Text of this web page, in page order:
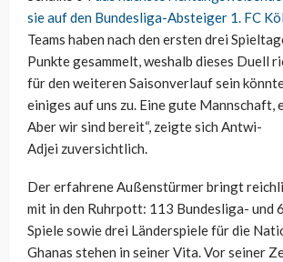
sie auf den Bundesliga-Absteiger 1. FC
Teams haben nach den ersten drei
Punkte gesammelt, weshalb dieses Duell
für den weiteren Saisonverlauf sein
einiges auf uns zu. Eine gute Mannschaft,
Aber wir sind bereit“, zeigte sich Antwi-
Adjei zuversichtlich.
Der erfahrene Außenstürmer bringt
mit in den Ruhrpott: 113 Bundesliga- und
Spiele sowie drei Länderspiele für die
Ghanas stehen in seiner Vita. Vor seiner